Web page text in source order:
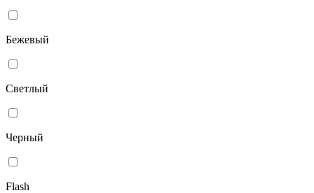
Бежевый
Светлый
Черный
Flash